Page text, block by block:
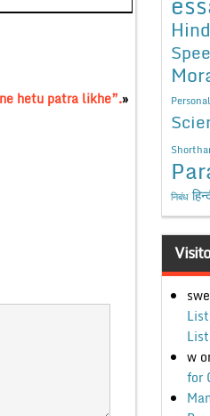
hetu patra likhe”.»
निबंध
w
for